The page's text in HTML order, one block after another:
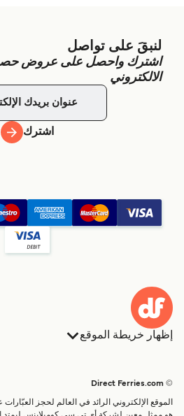
لنبقَ على تواصل
اشترك واحصل على عروض
الالكتروني
اشترك
إظهار خريطة الموقع
البلدان
خدمات الزبائن
الباحث عن الرحلات والموانئ
العبارات
شحن
الموقع الإلكتروني الرائد في العالم لحجز العبّارات